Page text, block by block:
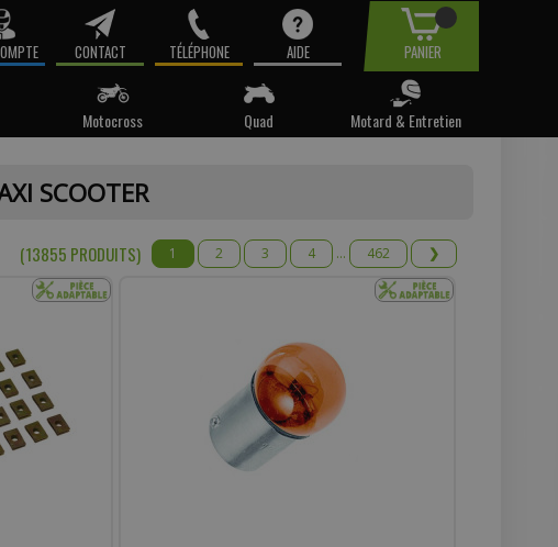
CONTACT TÉLÉPHONE AIDE PANIER
Motocross Quad Motard & Entretien
SCOOTER
(13855 PRODUITS) 1 2 3 4 ... 462 ❯